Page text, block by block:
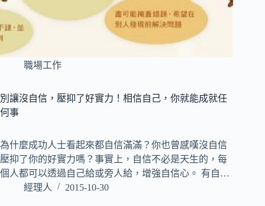
職場工作
別讓沒自信，壓抑了好實力！相信自己，你就能成就任
何事
為什麼成功人士看起來都自信滿滿？你也曾感嘆沒自信
壓抑了你的好實力嗎？事實上，自信不必是天生的，每
個人都可以透過自己給或旁人給，增強自信心。 有自…
經理人
2015-10-30